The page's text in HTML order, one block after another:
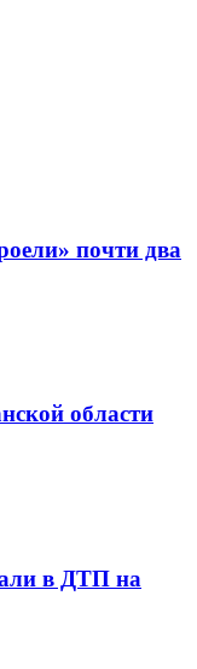
почти два
области
в ДТП на